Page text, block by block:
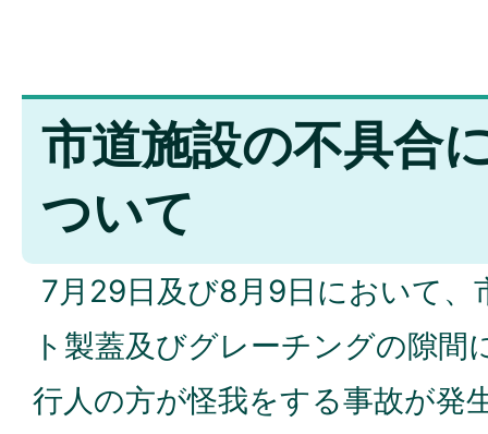
市道施設の不具合
ついて
7月29日及び8月9日において、
ト製蓋及びグレーチングの隙間
行人の方が怪我をする事故が発